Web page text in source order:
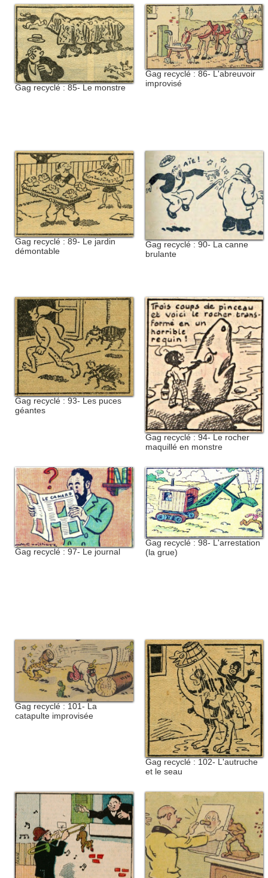
Gag recyclé : 85- Le monstre
Gag recyclé : 86- L'abreuvoir
improvisé
Gag recyclé : 89- Le jardin
démontable
Gag recyclé : 90- La canne
brulante
Gag recyclé : 93- Les puces
géantes
Gag recyclé : 94- Le rocher
maquillé en monstre
Gag recyclé : 97- Le journal
Gag recyclé : 98- L'arrestation
(la grue)
Gag recyclé : 101- La
catapulte improvisée
Gag recyclé : 102- L'autruche
et le seau